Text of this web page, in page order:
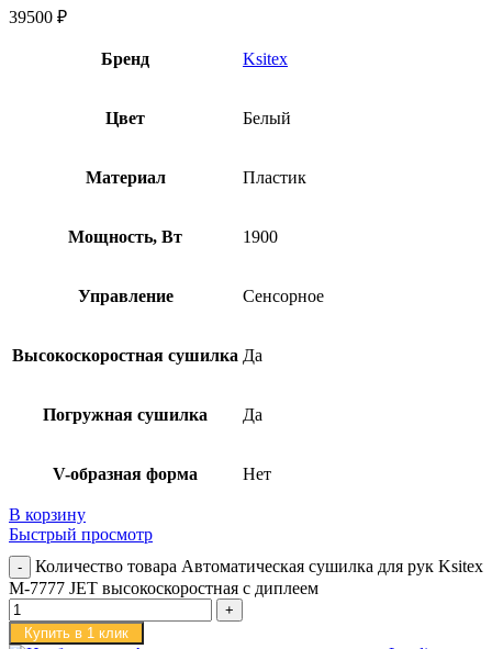
39500 ₽
Бренд Ksitex
Цвет Белый
Материал Пластик
Мощность, Вт 1900
Управление Сенсорное
Высокоскоростная сушилка Да
Погружная сушилка Да
V-образная форма Нет
В корзину
Быстрый просмотр
Количество товара Автоматическая сушилка для рук Ksitex
M-7777 JET высокоскоростная с диплеем
Купить в 1 клик